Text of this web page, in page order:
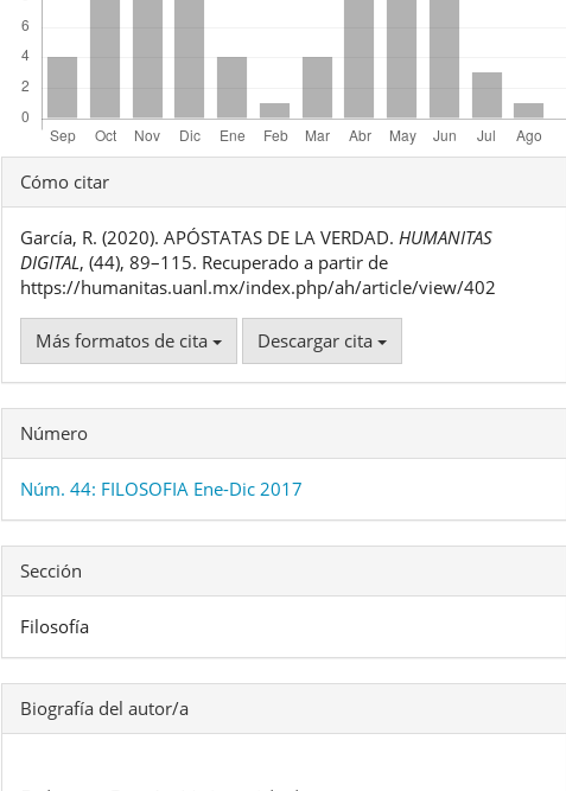
Detalles
del
artículo
Cómo citar
García, R. (2020). APÓSTATAS DE LA VERDAD. HUMANITAS
DIGITAL, (44), 89–115. Recuperado a partir de
https://humanitas.uanl.mx/index.php/ah/article/view/402
Más formatos de cita Descargar cita
Número
Núm. 44: FILOSOFIA Ene-Dic 2017
Sección
Filosofía
Biografía del autor/a